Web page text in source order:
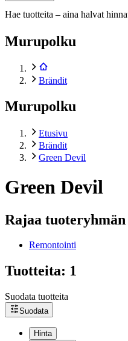
Hae tuotteita – aina halvat
Murupolku
Brändit
Murupolku
Etusivu
Brändit
Green Devil
Green Devil
Rajaa
Remontointi
Tuotteita: 1
Suodata tuotteita
Suodata
Hinta